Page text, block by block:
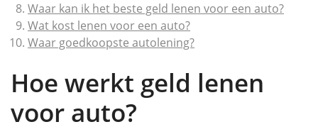
Waar kan ik het beste geld lenen voor een auto?
Wat kost lenen voor een auto?
Waar goedkoopste autolening?
Hoe werkt geld lenen
voor auto?